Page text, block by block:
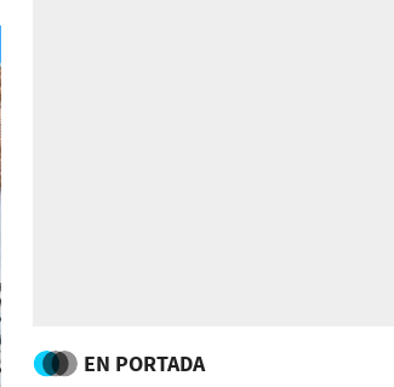
EN PORTADA